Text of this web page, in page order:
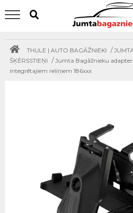
THULE | AUTO BAGĀŽNIEKI /
ŠĶĒRSSTIEŅI /Jumta Bagāžnieku
integrētajiem reliņiem 186xxx